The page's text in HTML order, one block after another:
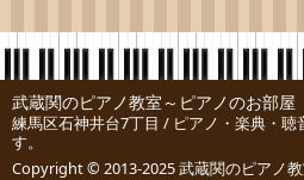
武蔵関のピアノ教室～ピアノのお部屋
練馬区石神井台7丁目 / ピアノ・楽典・
す。
Copyright © 2013-2025武蔵関のピアノ